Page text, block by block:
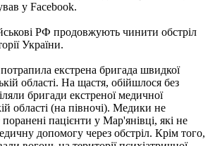
у Facebook.
РФ продовжують чинити обстріл
України.
екстрена бригада швидкої
області. На щастя, обійшлося без
бригади екстреної медичної
області (на півночі). Медики не
пацієнти у Мар'янівці, які не
допомогу через обстріл. Крім того,